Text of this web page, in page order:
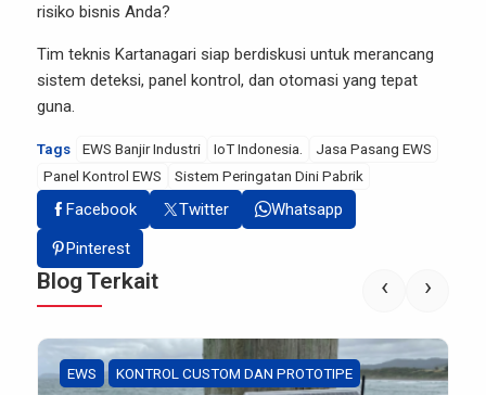
risiko bisnis Anda?
Tim teknis Kartanagari siap berdiskusi untuk merancang
sistem deteksi, panel kontrol, dan otomasi yang tepat
guna.
Tags EWS Banjir Industri IoT Indonesia.
Jasa Pasang EWS
Panel Kontrol EWS
Sistem Peringatan Dini Pabrik
Facebook Twitter
Whatsapp
Pinterest
Blog Terkait
EWS KONTROL CUSTOM DAN PROTOTIPE
‹ ›